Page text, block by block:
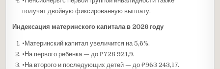
получат двойную фиксированную выплату.
Индексация материнского капитала в 2026 году
•Материнский капитал увеличится на 5,6%.
•На первого ребенка — до ₽728 921,9.
•На второго и последующих детей — до ₽963 243,17.